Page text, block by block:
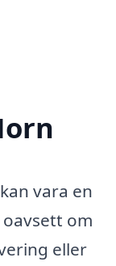
vara en
om
eller